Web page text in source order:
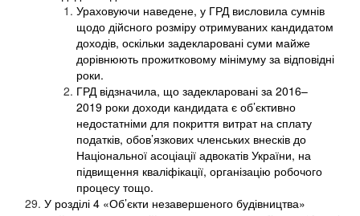
Ураховуючи наведене, у ГРД висловила сумнів
щодо дійсного розміру отримуваних кандидатом
доходів, оскільки задекларовані суми майже
дорівнюють прожитковому мінімуму за відповідні
роки.
ГРД відзначила, що задекларовані за 2016–
2019 роки доходи кандидата є об’єктивно
недостатніми для покриття витрат на сплату
податків, обов’язкових членських внесків до
Національної асоціації адвокатів України, на
підвищення кваліфікації, організацію робочого
процесу тощо.
У розділі 4 «Об’єкти незавершеного будівництва»